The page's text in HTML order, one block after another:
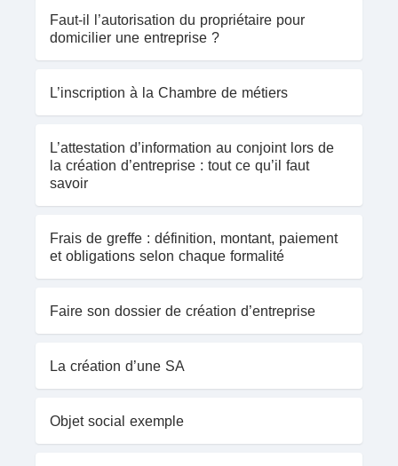
Faut-il l’autorisation du propriétaire pour
domicilier une entreprise ?
L’inscription à la Chambre de métiers
L’attestation d’information au conjoint lors de
la création d’entreprise : tout ce qu’il faut
savoir
Frais de greffe : définition, montant, paiement
et obligations selon chaque formalité
Faire son dossier de création d’entreprise
La création d’une SA
Objet social exemple